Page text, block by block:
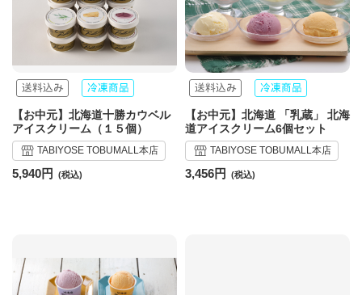
【お中元】北海道十勝カウベル
アイスクリーム（１５個）
TABIYOSE TOBUMALL本店
5,940円
【お中元】北海道 「乳蔵」 北海
道アイスクリーム6個セット
TABIYOSE TOBUMALL本店
3,456円